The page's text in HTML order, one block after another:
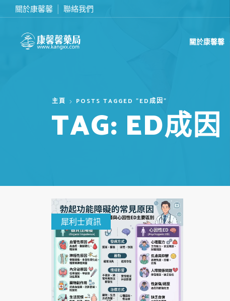
關於康馨馨 聯絡我們
關於康馨馨
主頁 POSTS TAGGED "ED成因"
TAG: ED成因
犀利士資訊